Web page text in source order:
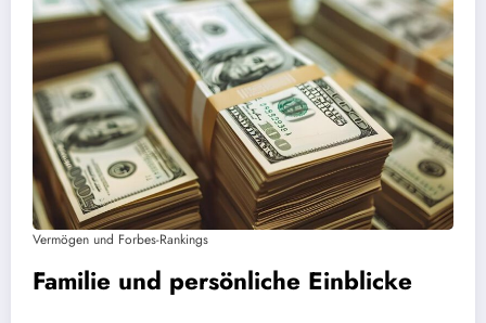
Vermögen und Forbes-Rankings
Familie und persönliche Einblicke